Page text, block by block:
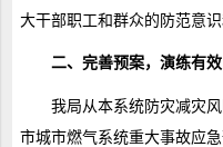
大干部职工和群众的防范意识
二、完善预案，演练有效
我局从本系统防灾减灾
市城市燃气系统重大事故应